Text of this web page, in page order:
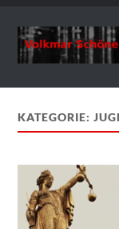
KATEGORIE: